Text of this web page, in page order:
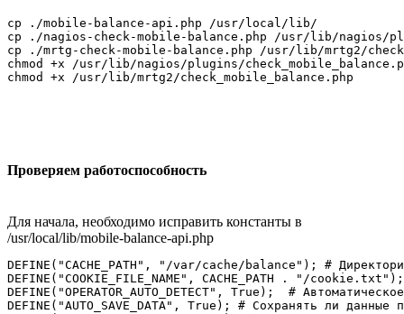
cp ./mobile-balance-api.php /usr/local/lib/
cp ./nagios-check-mobile-balance.php /usr/lib/nagios/
cp ./mrtg-check-mobile-balance.php /usr/lib/mrtg2/
chmod +x /usr/lib/nagios/plugins/
chmod +x /usr/lib/mrtg2/check_mobile_balance.php
Проверяем работоспособность
Для начала, необходимо исправить константы в
/usr/local/lib/mobile-balance-api.php
DEFINE("CACHE_PATH", "/var/cache/balance"); #
DEFINE("COOKIE_FILE_NAME", CACHE_PATH . "/
DEFINE("OPERATOR_AUTO_DETECT", True);  #
DEFINE("AUTO_SAVE_DATA", True); # Сохранять ли данные